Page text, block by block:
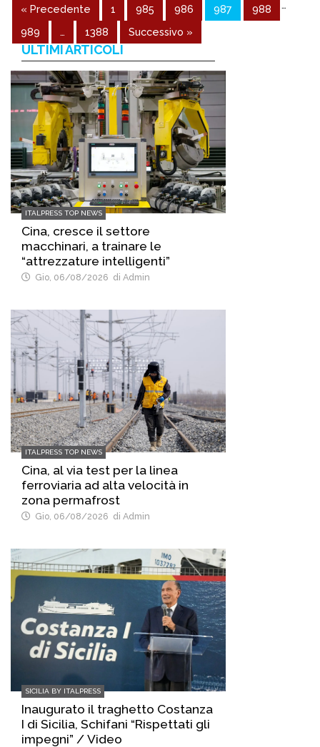
admin@admin.com 3 days fa
« Precedente 1 …
985 986 987
988
989
… 1388 Successivo »
ULTIMI ARTICOLI
ITALPRESS TOP NEWS
Cina, cresce il settore
macchinari, a trainare le
“attrezzature intelligenti”
Gio, 06/08/2026 di Admin
ITALPRESS TOP NEWS
Cina, al via test per la linea
ferroviaria ad alta velocità in
zona permafrost
Gio, 06/08/2026 di Admin
SICILIA BY ITALPRESS
Inaugurato il traghetto Costanza
I di Sicilia, Schifani “Rispettati gli
impegni” / Video